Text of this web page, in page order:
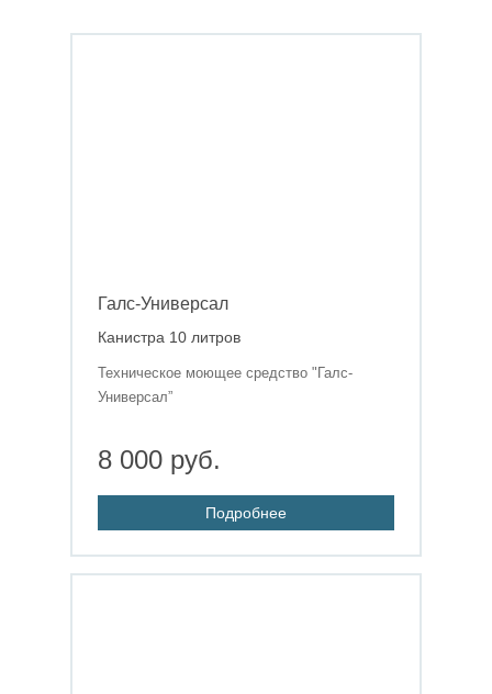
Галс-Универсал
Канистра 10 литров
Техническое моющее средство "Галс-
Универсал”
8 000 руб.
Подробнее